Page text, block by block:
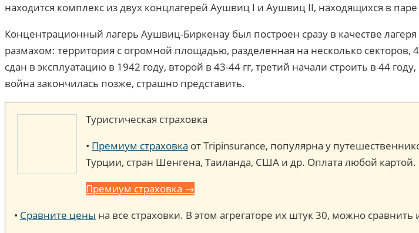
находится комплекс из двух концлагерей Аушвиц I и Аушвиц II, находящихся в паре
Концентрационный лагерь Аушвиц-Биркенау был построен сразу в качестве
размахом: территория с огромной площадью, разделенная на несколько
сдан в эксплуатацию в 1942 году, второй в 43-44 гг, третий начали строить в 44
война закончилась позже, страшно представить.
Туристическая страховка
• Премиум страховка от Tripinsurance, популярна у
Турции, стран Шенгена, Таиланда, США и др. Оплата любой картой.
Премиум страховка →
• Сравните цены на все страховки. В этом агрегаторе их штук 30, можно